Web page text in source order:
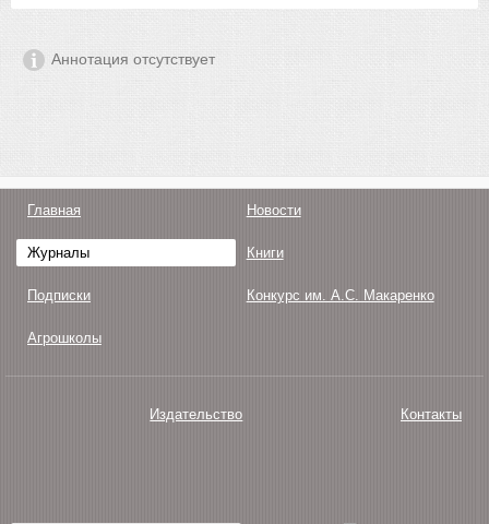
Аннотация отсутствует
Главная Новости
Журналы Книги
Подписки Конкурс им. А.С. Макаренко
Агрошколы
Издательство Контакты